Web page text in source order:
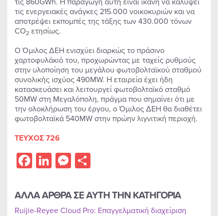
τις ενεργειακές ανάγκες 215.000 νοικοκυριών και να
αποτρέψει εκπομπές της τάξης των 430.000 τόνων
CO2 ετησίως.
Ο Όμιλος ΔΕΗ ενισχύει διαρκώς το πράσινο
χαρτοφυλάκιό του, προχωρώντας με ταχείς ρυθμούς
στην υλοποίηση του μεγάλου φωτοβολταϊκού σταθμού
συνολικής ισχύος 490MW. Η εταιρεία έχει ήδη
κατασκευάσει και λειτουργεί φωτοβολταϊκό σταθμό
50MW στη Μεγαλόπολη, πράγμα που σημαίνει ότι με
την ολοκλήρωση του έργου, ο Όμιλος ΔΕΗ θα διαθέτει
φωτοβολταϊκά 540MW στην πρώην λιγνιτική περιοχή.
ΤΕΥΧΟΣ 726
Facebook
LinkedIn
Messenger
ΑΛΛΑ ΑΡΘΡΑ ΣΕ ΑΥΤΗ ΤΗΝ ΚΑΤΗΓΟΡΙΑ
Ruijie-Reyee Cloud Pro: Επαγγελματική διαχείριση